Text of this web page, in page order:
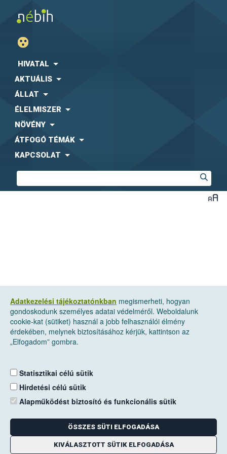
HIVATAL
AKTUÁLIS
ÁLLAT
ÉLELMISZER
NÖVÉNY
ÁTFOGÓ TÉMÁK
KAPCSOLAT
Adatkezelési tájékoztatónkban megismerheti, hogyan
gondoskodunk személyes adatai védelméről. Weboldalunk
cookie-kat (sütiket) használ a jobb felhasználói élmény
érdekében, melynek biztosításához kérjük, kattintson az
„Elfogadom” gombra.
Statisztikai célú sütik
Hirdetési célú sütik
Alapműködést biztosító és funkcionális sütik
ÖSSZES SÜTI ELFOGADÁSA
KIVÁLASZTOTT SÜTIK ELFOGADÁSA